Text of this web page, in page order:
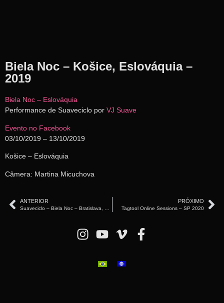
Biela Noc – Košice, Eslováquia –
2019
Biela Noc – Eslováquia
Performance de Suaveciclo por VJ Suave
Evento no Facebook
03/10/2019 – 13/10/2019
Košice – Eslováquia
Câmera: Martina Micuchova
ANTERIOR PRÓXIMO
Tagtool Online Sessions – SP 2020